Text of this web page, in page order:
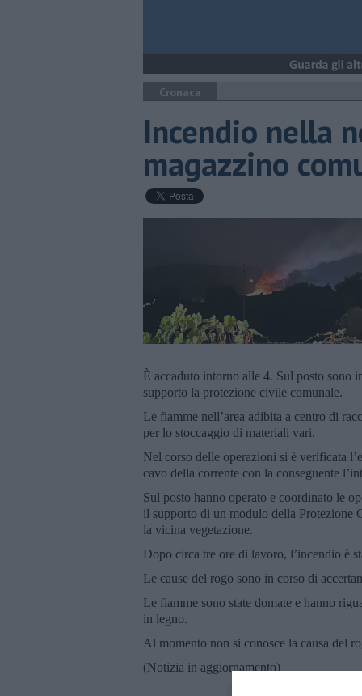
Cronaca
Incendio nella
magazzino
È accaduto intorno alle 4. Sul posto sono
supporto la protezione civile comunale.
Le fiamme nell’area adibita a centro di
per lo stoccaggio di materiali vari.
Nel corso delle operazioni si è verificata
cavo della corrente con la conseguente
Sul posto hanno operato e coordinato le
il supporto di un modulo della Protezione
la vicina vegetazione.
Dopo circa tre ore di lavoro, l’incendio è
Le cause del rogo sono in corso di
Le fiamme sono state domate e hanno
in legno.
Al momento non si conosce la causa del
(Notizia in aggiornamento)